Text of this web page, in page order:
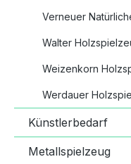
Verneuer
Walter
Weizenkorn
Werdauer
Künstlerbedarf
Metallspielzeug